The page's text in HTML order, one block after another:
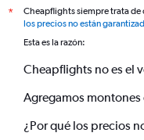
*
Cheapflights siempre trata
los precios no están
Esta es la razón:
Cheapflights no es el
Agregamos
¿Por qué los precios